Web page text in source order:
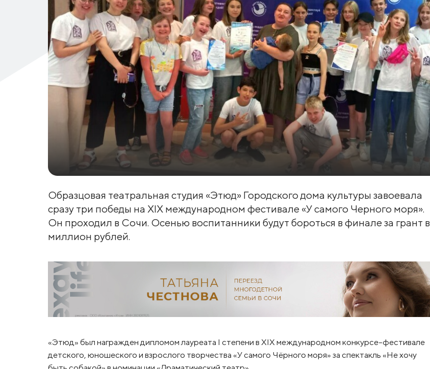
Образцовая театральная студия «Этюд» Городского дома культуры завоевала
сразу три победы на XIX международном фестивале «У самого Черного моря».
Он проходил в Сочи. Осенью воспитанники будут бороться в финале за грант в
миллион рублей.
«Этюд» был награжден дипломом лауреата I степени в XIX международном конкурсе-фестивале
детского, юношеского и взрослого творчества «У самого Чёрного моря» за спектакль «Не хочу